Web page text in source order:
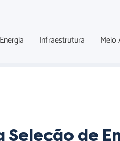
Energia Infraestrutura Meio
de